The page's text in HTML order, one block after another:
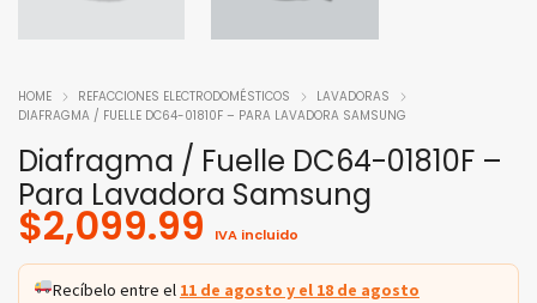
HOME REFACCIONES ELECTRODOMÉSTICOS
LAVADORAS
DIAFRAGMA / FUELLE DC64-01810F – PARA LAVADORA SAMSUNG
Diafragma / Fuelle DC64-01810F –
Para Lavadora Samsung
$2,099.99 IVA incluido
Recíbelo entre el 11 de agosto y el 18 de agosto